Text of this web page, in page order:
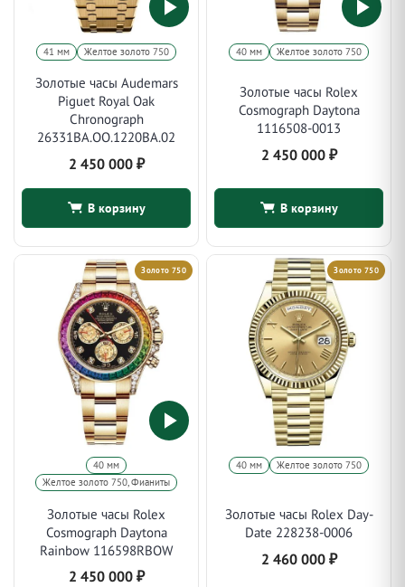
41 мм Желтое золото 750
Золотые часы Audemars
Piguet Royal Oak
Chronograph
26331BA.OO.1220BA.02
2 450 000 ₽
В корзину
40 мм Желтое золото 750
Золотые часы Rolex
Cosmograph Daytona
1116508-0013
2 450 000 ₽
В корзину
Золото 750
40 мм
Желтое золото 750, Фианиты
Золотые часы Rolex
Cosmograph Daytona
Rainbow 116598RBOW
2 450 000 ₽
Золото 750
40 мм Желтое золото 750
Золотые часы Rolex Day-
Date 228238-0006
2 460 000 ₽